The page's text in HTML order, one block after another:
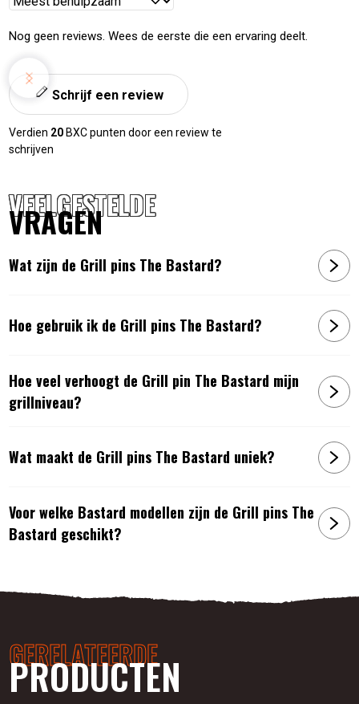
Nog geen reviews. Wees de eerste die een ervaring deelt.
Schrijf een review
Verdien 20 BXC punten door een review te
schrijven
VEELGESTELDE
VRAGEN
Wat zijn de Grill pins The Bastard?
Hoe gebruik ik de Grill pins The Bastard?
Hoe veel verhoogt de Grill pin The Bastard mijn
grillniveau?
Wat maakt de Grill pins The Bastard uniek?
Voor welke Bastard modellen zijn de Grill pins The
Bastard geschikt?
GERELATEERDE
PRODUCTEN